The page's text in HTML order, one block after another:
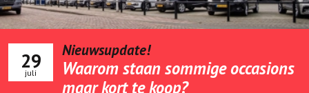
29
juli
Nieuwsupdate!
Waarom staan sommige occasions
maar kort te koop?